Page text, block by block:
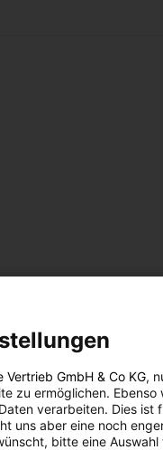
Vertrieb GmbH & Co KG,
zu ermöglichen.
verarbeiten. Dies
uns aber eine noch
bitte eine